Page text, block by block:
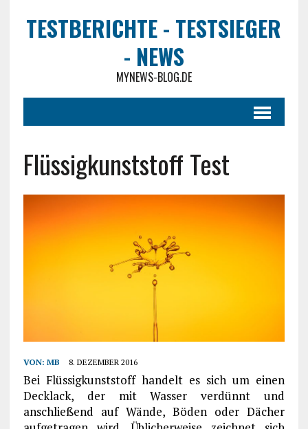
TESTBERICHTE - TESTSIEGER
- NEWS
MYNEWS-BLOG.DE
Flüssigkunststoff Test
VON: MB 8. DEZEMBER 2016
Bei Flüssigkunststoff handelt es sich um einen
Decklack, der mit Wasser verdünnt und
anschließend auf Wände, Böden oder Dächer